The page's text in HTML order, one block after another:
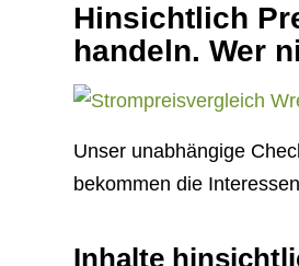
Hinsichtlich
handeln. Wer
Unser unabhängige
bekommen die
Inhalte